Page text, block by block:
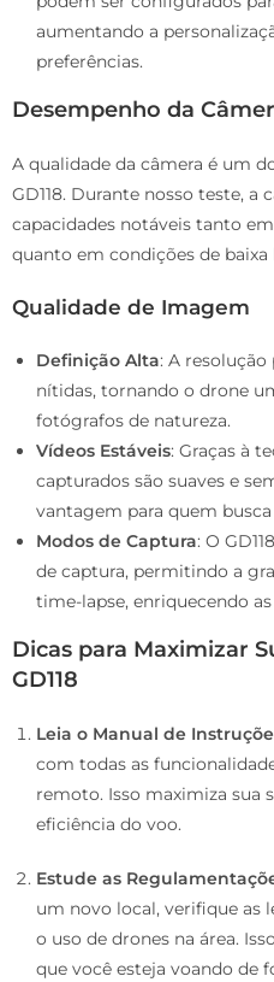
aumentando a
preferências.
Desempenho da
A qualidade da câmera é um
GD118. Durante nosso teste, a
capacidades notáveis tanto
quanto em condições de baixa
Qualidade de Imagem
Definição Alta: A
nítidas, tornando o drone
fotógrafos de natureza.
Vídeos Estáveis: Graças à
capturados são suaves e
vantagem para quem
Modos de Captura: O
de captura, permitindo a
time-lapse, enriquecendo
Dicas para Maximizar
GD118
Leia o Manual de
com todas as
remoto. Isso maximiza sua
eficiência do voo.
Estude as
um novo local, verifique as
o uso de drones na área.
que você esteja voando de